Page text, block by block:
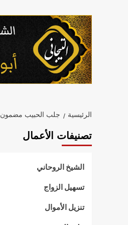
الرئيسية جلب الحبيب مضمون
تصنيفات الأعمال
الشيخ الروحاني
تسهيل الزواج
تنزيل الأموال